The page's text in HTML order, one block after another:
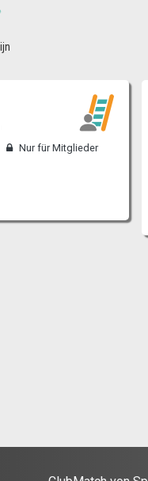
Nur für Mitglieder